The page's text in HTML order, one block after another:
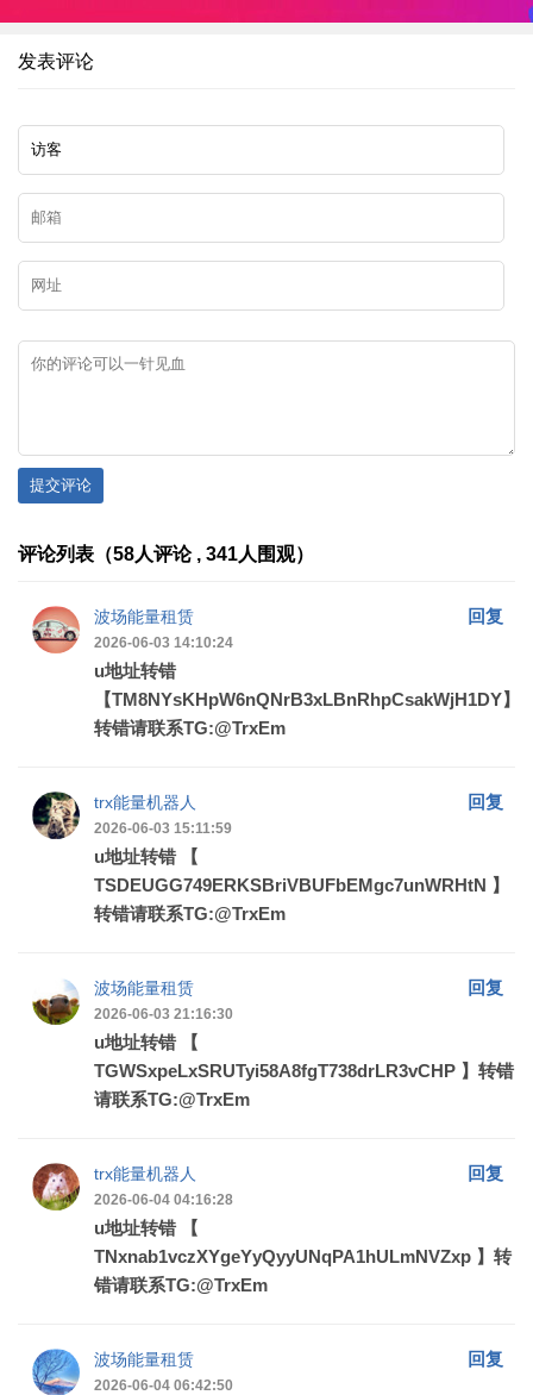
发表评论
提交评论
评论列表（58人评论 , 341人围观）
波场能量租赁 回复
2026-06-03 14:10:24
u地址转错
【TM8NYsKHpW6nQNrB3xLBnRhpCsakWjH1DY】
转错请联系TG:@TrxEm
trx能量机器人 回复
2026-06-03 15:11:59
u地址转错 【
TSDEUGG749ERKSBriVBUFbEMgc7unWRHtN 】
转错请联系TG:@TrxEm
波场能量租赁 回复
2026-06-03 21:16:30
u地址转错 【
TGWSxpeLxSRUTyi58A8fgT738drLR3vCHP 】转错
请联系TG:@TrxEm
trx能量机器人 回复
2026-06-04 04:16:28
u地址转错 【
TNxnab1vczXYgeYyQyyUNqPA1hULmNVZxp 】转
错请联系TG:@TrxEm
波场能量租赁 回复
2026-06-04 06:42:50